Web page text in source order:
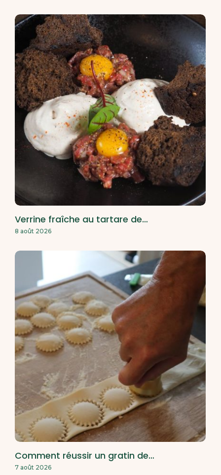
Verrine fraîche au tartare de…
8 août 2026
Comment réussir un gratin de…
7 août 2026